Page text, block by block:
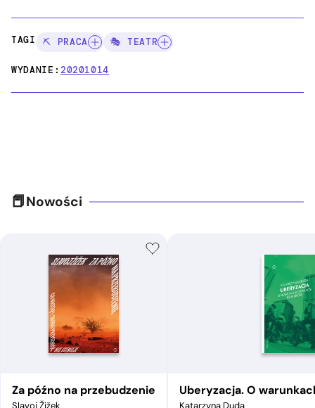
TAGI: ⛏️ PRACA 🎭 TEATR
WYDANIE:20201014
Nowości
Za późno na przebudzenie
Slavoj Žižek
Uberyzacja. O
Katarzyna Duda